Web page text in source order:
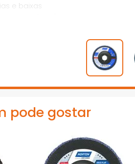
e baixas
nos
pode gostar